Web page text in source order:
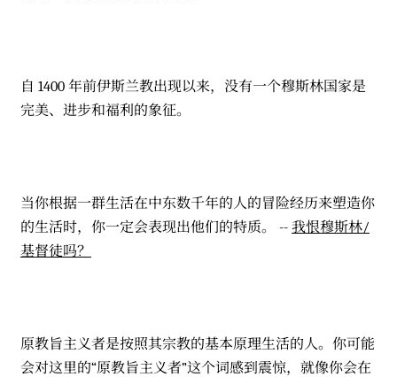
自 1400 年前伊斯兰教出现以来，没有一个穆斯林国家是
完美、进步和福利的象征。
当你根据一群生活在中东数千年的人的冒险经历来塑造你
的生活时，你一定会表现出他们的特质。 -- 我恨穆斯林/
基督徒吗？
原教旨主义者是按照其宗教的基本原理生活的人。你可能
会对这里的“原教旨主义者”这个词感到震惊，就像你会在